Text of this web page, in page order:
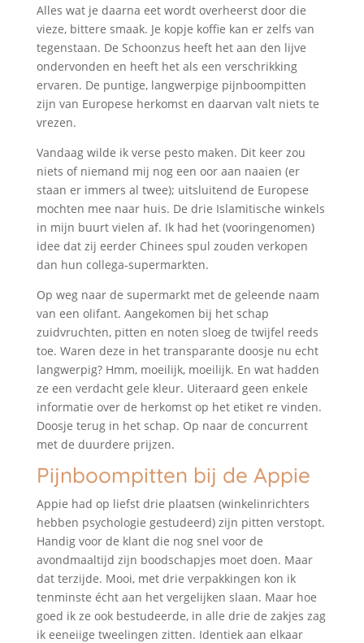
Alles wat je daarna eet wordt overheerst door die
vieze, bittere smaak. Je kopje koffie kan er zelfs van
tegenstaan. De Schoonzus heeft het aan den lijve
ondervonden en heeft het als een verschrikking
ervaren. De puntige, langwerpige pijnboompitten
zijn van Europese herkomst en daarvan valt niets te
vrezen.
Vandaag wilde ik verse pesto maken. Dit keer zou
niets of niemand mij nog een oor aan naaien (er
staan er immers al twee); uitsluitend de Europese
mochten mee naar huis. De drie Islamitische winkels
in mijn buurt vielen af. Ik had het (vooringenomen)
idee dat zij eerder Chinees spul zouden verkopen
dan hun collega-supermarkten.
Op weg naar de supermarkt met de geleende naam
van een olifant. Aangekomen bij het schap
zuidvruchten, pitten en noten sloeg de twijfel reeds
toe. Waren deze in het transparante doosje nu echt
langwerpig? Hmm, moeilijk, moeilijk. En wat hadden
ze een verdacht gele kleur. Uiteraard geen enkele
informatie over de herkomst op het etiket re vinden.
Doosje terug in het schap. Op naar de concurrent
met de duurdere prijzen.
Pijnboompitten bij de Appie
Appie had op liefst drie plaatsen (winkelinrichters
hebben psychologie gestudeerd) zijn pitten verstopt.
Handig voor de klant die nog snel voor de
avondmaaltijd zijn boodschapjes moet doen. Maar
dat terzijde. Mooi, met drie verpakkingen kon ik
tenminste écht aan het vergelijken slaan. Maar hoe
goed ik ze ook bestudeerde, in alle drie de zakjes zag
ik eeneiige tweelingen zitten. Identiek aan elkaar